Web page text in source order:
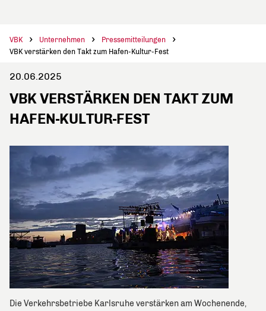
VBK Unternehmen
Pressemitteilungen
VBK verstärken den Takt zum Hafen-Kultur-Fest
20.06.2025
VBK VERSTÄRKEN DEN TAKT ZUM
HAFEN-KULTUR-FEST
Die Verkehrsbetriebe Karlsruhe verstärken am Wochenende,